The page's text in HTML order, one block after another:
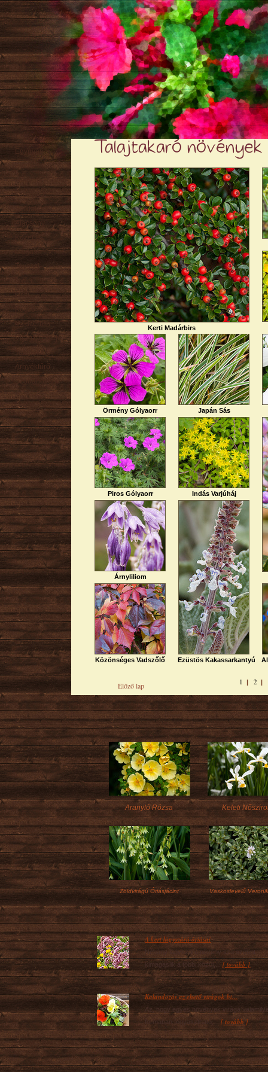
Talajtakaró növények
Örmény Gólyaorr Japán Sás
Piros Gólyaorr Indás Varjúháj
Árnyliliom
Közönséges Vadszőlő Ezüstös Kakassarkantyú
Kerti Madárbirs
Előző lap 1 |2 |
Egynyári
Évelő
Hagyma/ Gumó
Örökzöld
Sziklakerti
Alacsony
Közepes
Magas
Tavaszi
Őszi
Kúszó
Mediterrán
Virágzó cserje
Talajtakaró
Árnyéktűrő
Szobanövény
Aranyló Rózsa Keleti
Zöldvirágú Óriásjácint Vaskoslevelű
A kert lágyszárú óriásai
Néhány lágyszárú növény szó szerint
kimagaslik a többi közül,...[ tovább ]
Kalandozás az ehető virágok bi...
Az, hogy egyes növények virága
formában fogyasztható,...[ tovább ]